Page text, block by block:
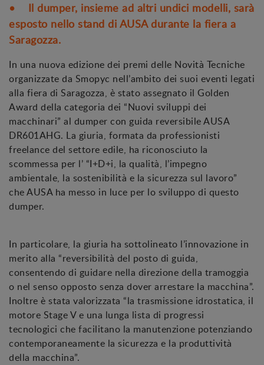
• Il dumper, insieme ad altri undici modelli, sarà
esposto nello stand di AUSA durante la fiera a
Saragozza.
In una nuova edizione dei premi delle Novità Tecniche
organizzate da Smopyc nell’ambito dei suoi eventi legati
alla fiera di Saragozza, è stato assegnato il Golden
Award della categoria dei “Nuovi sviluppi dei
macchinari” al dumper con guida reversibile AUSA
DR601AHG. La giuria, formata da professionisti
freelance del settore edile, ha riconosciuto la
scommessa per l’ “I+D+i, la qualità, l’impegno
ambientale, la sostenibilità e la sicurezza sul lavoro”
che AUSA ha messo in luce per lo sviluppo di questo
dumper.
In particolare, la giuria ha sottolineato l’innovazione in
merito alla “reversibilità del posto di guida,
consentendo di guidare nella direzione della tramoggia
o nel senso opposto senza dover arrestare la macchina”.
Inoltre è stata valorizzata “la trasmissione idrostatica, il
motore Stage V e una lunga lista di progressi
tecnologici che facilitano la manutenzione potenziando
contemporaneamente la sicurezza e la produttività
della macchina”.